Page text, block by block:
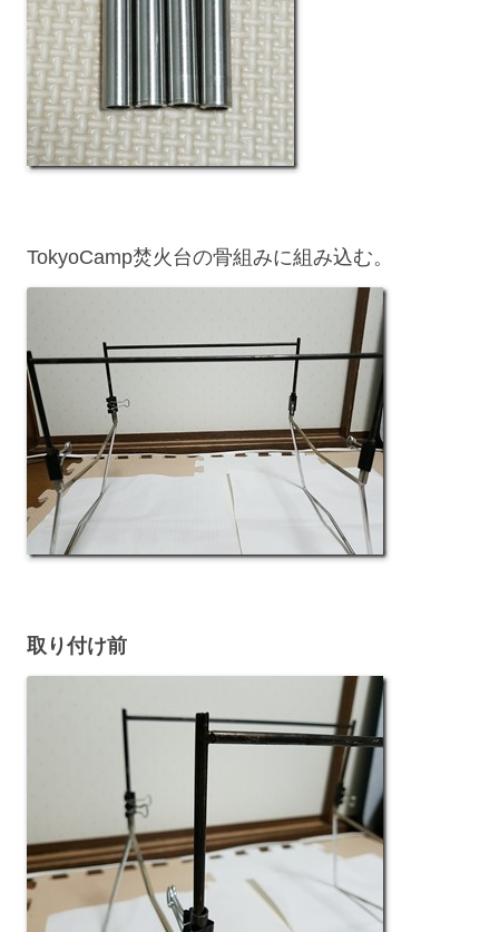
TokyoCamp焚火台の骨組みに組み込む。
取り付け前